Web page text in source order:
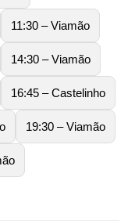
11:30 – Viamão
14:30 – Viamão
16:45 – Castelinho
19:30 – Viamão